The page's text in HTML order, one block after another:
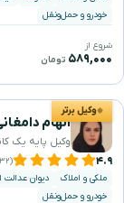
خودرو و حمل‌ونقل
شروع از
۵۸۹,۰۰۰ تومان
وکیل برتر
الهام
وکیل پایه یک
۴.۹ (۵۳۲ نظر)
ملکی و املاک دیوان عدالت
خودرو و حمل‌ونقل